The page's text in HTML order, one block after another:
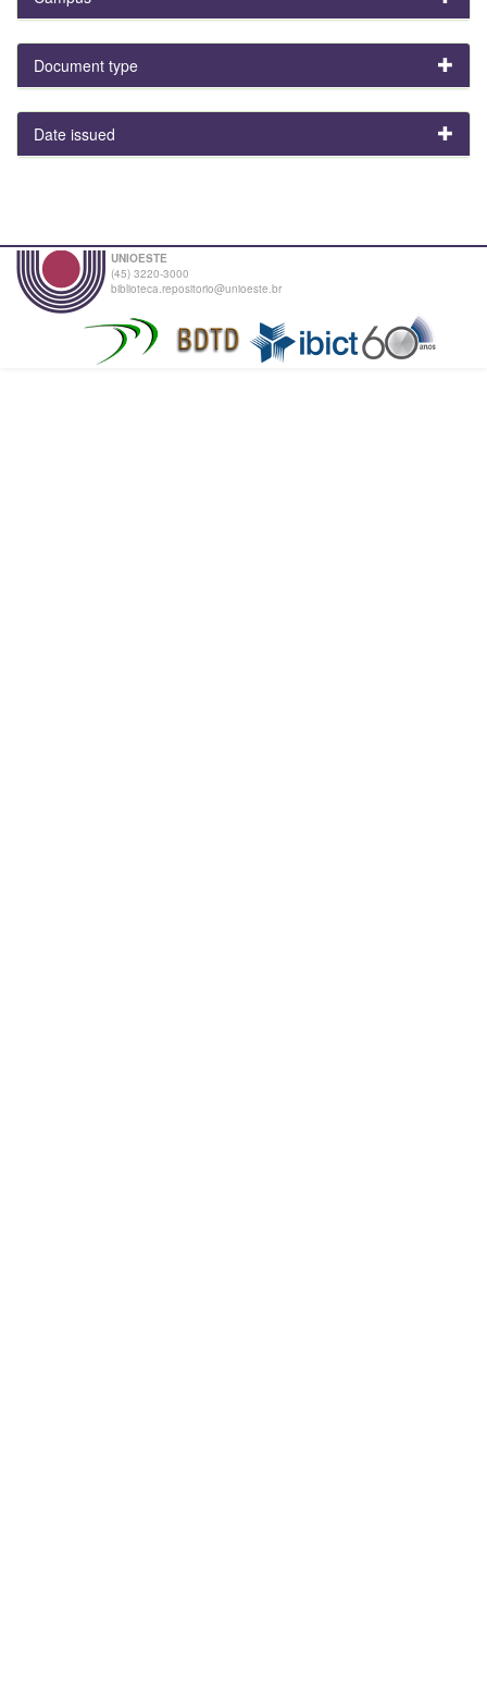
Document type
Date issued
UNIOESTE
(45) 3220-3000
biblioteca.repositorio@unioeste.br